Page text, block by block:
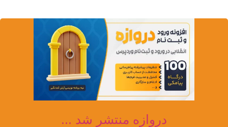
دروازه منتشر شد ...